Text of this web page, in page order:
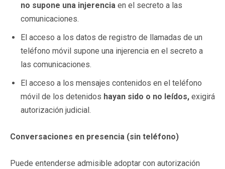
no supone una injerencia en el secreto a las
comunicaciones.
El acceso a los datos de registro de llamadas de un
teléfono móvil supone una injerencia en el secreto a
las comunicaciones.
El acceso a los mensajes contenidos en el teléfono
móvil de los detenidos hayan sido o no leídos, exigirá
autorización judicial.
Conversaciones en presencia (sin teléfono)
Puede entenderse admisible adoptar con autorización